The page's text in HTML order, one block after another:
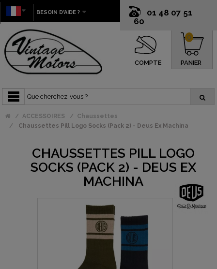
01 48 07 51
60
BESOIN D'AIDE ?
COMPTE PANIER
0
ACCESSOIRES
Chaussettes
Chaussettes Pill Logo Socks (Pack 2) - Deus Ex Machina
CHAUSSETTES PILL LOGO
SOCKS (PACK 2) - DEUS EX
MACHINA